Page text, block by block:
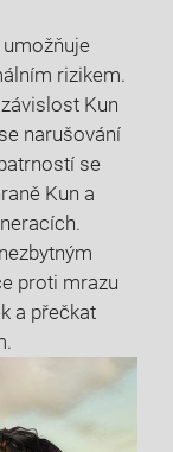
rizikem.
Kun
narušování
se
Kun a
proti mrazu
a přečkat